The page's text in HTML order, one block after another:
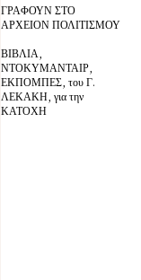
ΓΡΑΦΟΥΝ ΣΤΟ
ΑΡΧΕΙΟΝ ΠΟΛΙΤΙΣΜΟΥ
ΒΙΒΛΙΑ,
ΝΤΟΚΥΜΑΝΤΑΙΡ,
ΕΚΠΟΜΠΕΣ, του Γ.
ΛΕΚΑΚΗ, για την
ΚΑΤΟΧΗ